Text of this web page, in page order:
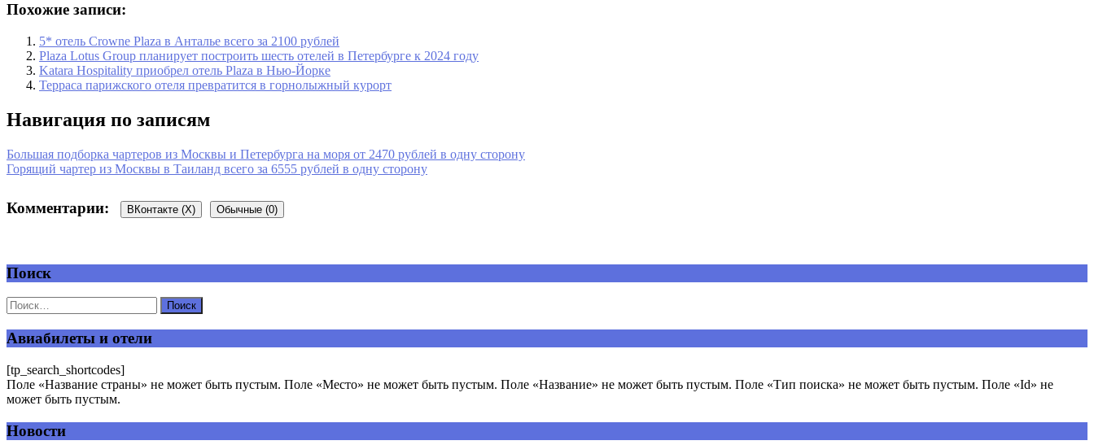
Похожие записи:
5* отель Crowne Plaza в Анталье всего за 2100 рублей
Plaza Lotus Group планирует построить шесть отелей в Петербурге к 2024 году
Katara Hospitality приобрел отель Plaza в Нью-Йорке
Терраса парижского отеля превратится в горнолыжный курорт
Навигация по записям
Большая подборка чартеров из Москвы и Петербурга на моря от 2470 рублей в одну сторону
Горящий чартер из Москвы в Таиланд всего за 6555 рублей в одну сторону
Комментарии: ВКонтакте (X) Обычные (0)
Добавить комментарий
Ваш адрес email не будет опубликован.
Комментарий
Поиск
Авиабилеты и отели
[tp_search_shortcodes]
Поле «Название страны» не может быть пустым. Поле «Место» не может быть пустым. Поле «Название» не может быть пустым. Поле «Тип поиска» не может быть пустым. Поле «Id» не
может быть пустым.
Новости